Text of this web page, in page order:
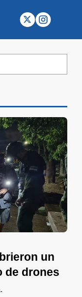
un
de drones